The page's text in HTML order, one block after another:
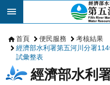
跳到主要內容區塊
首頁 便民服務
考核結果
經濟部水利署第五河川分署
試彙整表
經濟部水利